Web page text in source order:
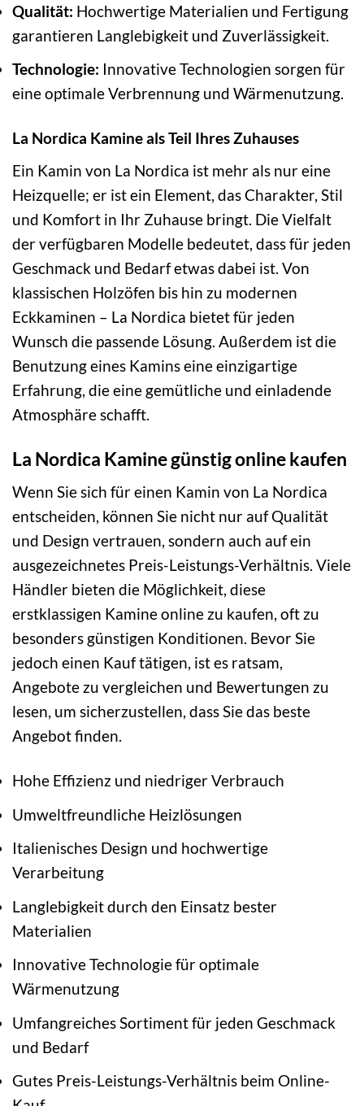
Qualität: Hochwertige Materialien und Fertigung
garantieren Langlebigkeit und Zuverlässigkeit.
Technologie: Innovative Technologien sorgen für
eine optimale Verbrennung und Wärmenutzung.
La Nordica Kamine als Teil Ihres Zuhauses
Ein Kamin von La Nordica ist mehr als nur eine
Heizquelle; er ist ein Element, das Charakter, Stil
und Komfort in Ihr Zuhause bringt. Die Vielfalt
der verfügbaren Modelle bedeutet, dass für jeden
Geschmack und Bedarf etwas dabei ist. Von
klassischen Holzöfen bis hin zu modernen
Eckkaminen – La Nordica bietet für jeden
Wunsch die passende Lösung. Außerdem ist die
Benutzung eines Kamins eine einzigartige
Erfahrung, die eine gemütliche und einladende
Atmosphäre schafft.
La Nordica Kamine günstig online kaufen
Wenn Sie sich für einen Kamin von La Nordica
entscheiden, können Sie nicht nur auf Qualität
und Design vertrauen, sondern auch auf ein
ausgezeichnetes Preis-Leistungs-Verhältnis. Viele
Händler bieten die Möglichkeit, diese
erstklassigen Kamine online zu kaufen, oft zu
besonders günstigen Konditionen. Bevor Sie
jedoch einen Kauf tätigen, ist es ratsam,
Angebote zu vergleichen und Bewertungen zu
lesen, um sicherzustellen, dass Sie das beste
Angebot finden.
Hohe Effizienz und niedriger Verbrauch
Umweltfreundliche Heizlösungen
Italienisches Design und hochwertige
Verarbeitung
Langlebigkeit durch den Einsatz bester
Materialien
Innovative Technologie für optimale
Wärmenutzung
Umfangreiches Sortiment für jeden Geschmack
und Bedarf
Gutes Preis-Leistungs-Verhältnis beim Online-